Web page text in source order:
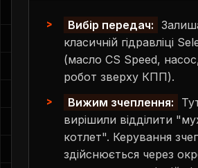
Вибір передач:
класичній гідравліці
(масло CS Speed,
робот зверху КПП).
Вижим зчеплення:
вирішили відділити
котлет". Керування
здійснюється через